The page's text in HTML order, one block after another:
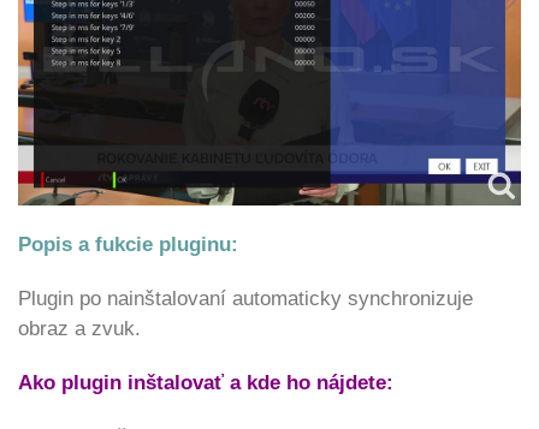
Popis a fukcie pluginu:
Plugin po nainštalovaní automaticky synchronizuje
obraz a zvuk.
Ako plugin inštalovať a kde ho nájdete: